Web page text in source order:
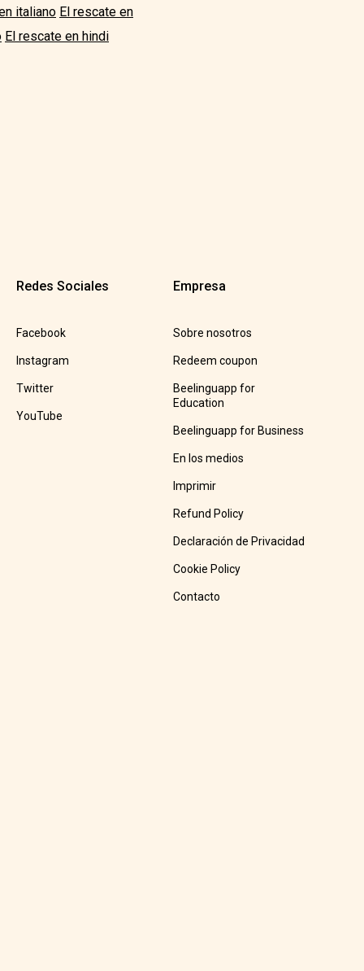
italiano El rescate en
El rescate en hindi
Redes Sociales
Facebook
Instagram
Twitter
YouTube
Empresa
Sobre nosotros
Redeem coupon
Beelinguapp for
Education
Beelinguapp for Business
En los medios
Imprimir
Refund Policy
Declaración de Privacidad
Cookie Policy
Contacto